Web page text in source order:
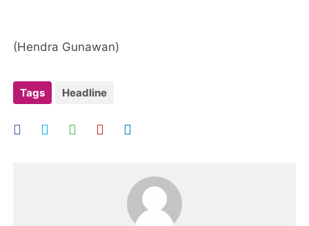
(Hendra Gunawan)
Tags Headline